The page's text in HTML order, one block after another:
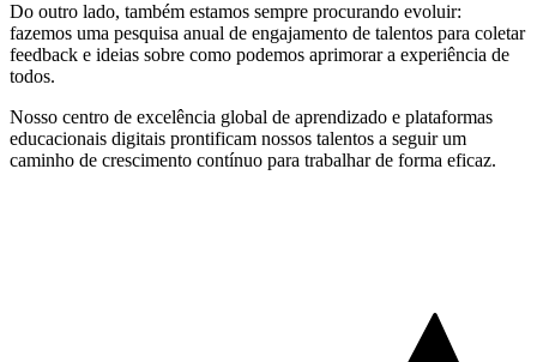
Do outro lado, também estamos sempre procurando evoluir:
fazemos uma pesquisa anual de engajamento de talentos para coletar
feedback e ideias sobre como podemos aprimorar a experiência de
todos.
Nosso centro de excelência global de aprendizado e plataformas
educacionais digitais prontificam nossos talentos a seguir um
caminho de crescimento contínuo para trabalhar de forma eficaz.